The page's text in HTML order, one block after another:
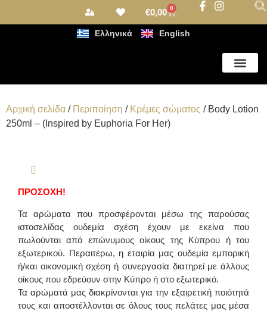
€0,00 0
Ελληνικά English
Αρχική σελίδα / Περιποίηση / Κρέμες σώματος / Body Lotion
250ml – (Inspired by Euphoria For Her)
ΠΡΟΣΟΧΗ!
Τα αρώματα που προσφέρονται μέσω της παρούσας
ιστοσελίδας ουδεμία σχέση έχουν με εκείνα που
πωλούνται από επώνυμους οίκους της Κύπρου ή του
εξωτερικού. Περαιτέρω, η εταιρία μας ουδεμία εμπορική
ή/και οικονομική σχέση ή συνεργασία διατηρεί με άλλους
οίκους που εδρεύουν στην Κύπρο ή στο εξωτερικό.
Τα αρώματά μας διακρίνονται για την εξαιρετική ποιότητά
τους και αποστέλλονται σε όλους τους πελάτες μας μέσα